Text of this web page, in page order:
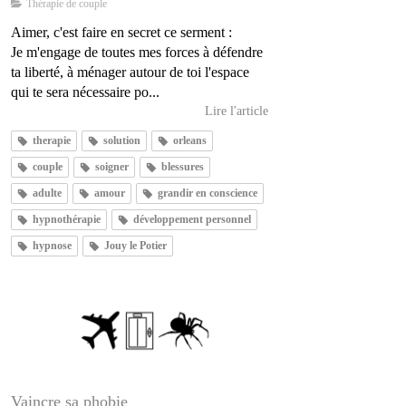
Thérapie de couple
Aimer, c'est faire en secret ce serment :
Je m'engage de toutes mes forces à défendre
ta liberté, à ménager autour de toi l'espace
qui te sera nécessaire po...
Lire l'article
therapie solution orleans
couple soigner blessures
adulte amour grandir en conscience
hypnothérapie développement personnel
hypnose Jouy le Potier
Vaincre sa phobie